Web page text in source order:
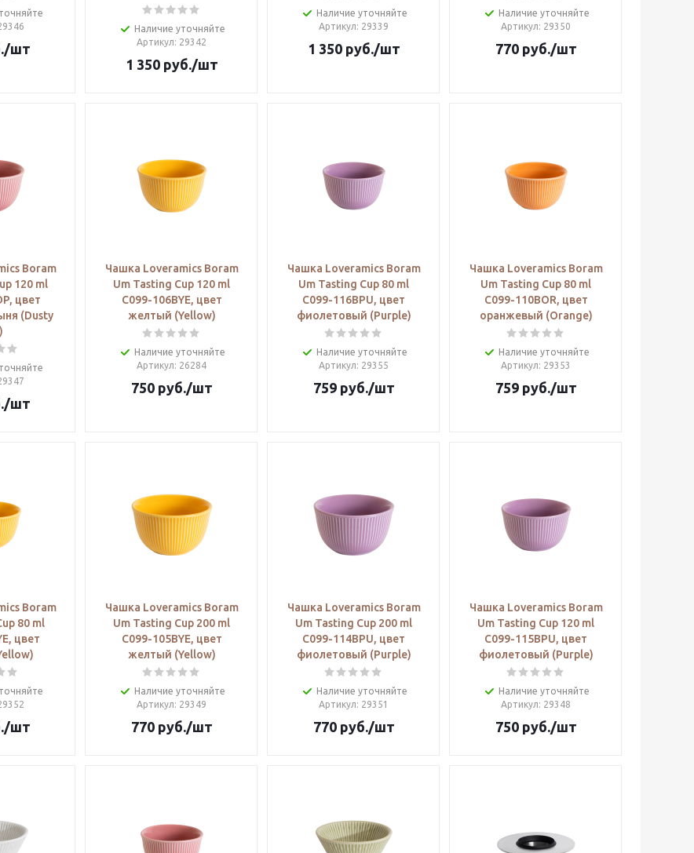
/шт
Наличие уточняйте
Артикул: 29342
1 350руб./шт
Наличие уточняйте
Артикул: 29339
1 350руб./шт
Наличие уточняйте
Артикул: 29350
770руб./шт
Boram
120 ml
цвет
(Dusty
/шт
Чашка Loveramics Boram
Um Tasting Cup 120 ml
C099-106BYE, цвет
желтый (Yellow)
Наличие уточняйте
Артикул: 26284
750руб./шт
Чашка Loveramics Boram
Um Tasting Cup 80 ml
C099-116BPU, цвет
фиолетовый (Purple)
Наличие уточняйте
Артикул: 29355
759руб./шт
Чашка Loveramics Boram
Um Tasting Cup 80 ml
C099-110BOR, цвет
оранжевый (Orange)
Наличие уточняйте
Артикул: 29353
759руб./шт
Boram
80 ml
цвет
/шт
Чашка Loveramics Boram
Um Tasting Cup 200 ml
C099-105BYE, цвет
желтый (Yellow)
Наличие уточняйте
Артикул: 29349
770руб./шт
Чашка Loveramics Boram
Um Tasting Cup 200 ml
C099-114BPU, цвет
фиолетовый (Purple)
Наличие уточняйте
Артикул: 29351
770руб./шт
Чашка Loveramics Boram
Um Tasting Cup 120 ml
C099-115BPU, цвет
фиолетовый (Purple)
Наличие уточняйте
Артикул: 29348
750руб./шт